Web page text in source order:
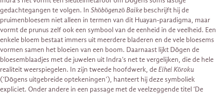
gedachtegangen te volgen. In Shōbōgenzō Baike beschrijft hij de
pruimenbloesem niet alleen in termen van dit Huayan-paradigma, maar
vormt de prunus zelf ook een symbool van de eenheid in de veelheid. Een
enkele bloem bestaat immers uit meerdere bladeren en de vele bloesems
vormen samen het bloeien van een boom. Daarnaast lijkt Dōgen de
bloesemblaadjes met de juwelen uit Indra’s net te vergelijken, die de hele
realiteit weerspiegelen. In zijn tweede hoofdwerk, deEihei Kōroku
(‘Dōgens uitgebreide optekeningen’), hanteert hij deze symboliek
expliciet. Onder andere in een passage met de veelzeggende titel ‘De